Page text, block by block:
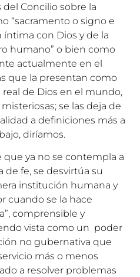
del Concilio sobre la
“sacramento o signo e
con Dios y de la
humano” o bien como
actualmente en el
que la presentan como
real de Dios en el mundo,
se las deja de
a definiciones más a
diríamos.
que ya no se contempla a
de fe, se desvirtúa su
institución humana y
cuando se la hace
comprensible y
vista como un poder
no gubernativa que
más o menos
a resolver problemas